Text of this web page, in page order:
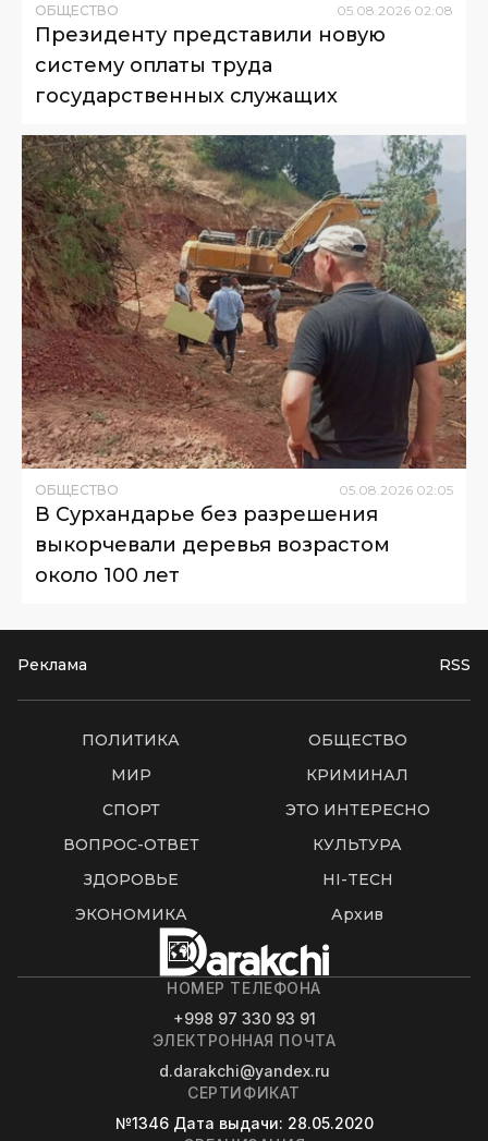
ОБЩЕСТВО 05 08 2026 02:08
Президенту представили новую
систему оплаты труда
государственных служащих
ОБЩЕСТВО 05 08 2026 02:05
В Сурхандарье без разрешения
выкорчевали деревья возрастом
около 100 лет
Реклама RSS
ПОЛИТИКА
ОБЩЕСТВО
МИР
КРИМИНАЛ
СПОРТ
ЭТО ИНТЕРЕСНО
ВОПРОС-ОТВЕТ
КУЛЬТУРА
ЗДОРОВЬЕ
HI-TECH
ЭКОНОМИКА
Архив
НОМЕР ТЕЛЕФОНА
+998 97 330 93 91
ЭЛЕКТРОННАЯ ПОЧТА
d.darakchi@yandex.ru
СЕРТИФИКАТ
№1346 Дата выдачи: 28.05.2020